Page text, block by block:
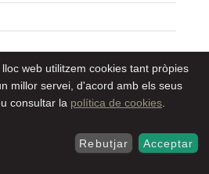
guiada cal adquirir
web utilitzem cookies tant pròpies
millor servei, d'acord amb els seus
consultar la política de cookies
Rebutjar Acceptar